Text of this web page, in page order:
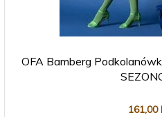
OFA Bamberg
161,00